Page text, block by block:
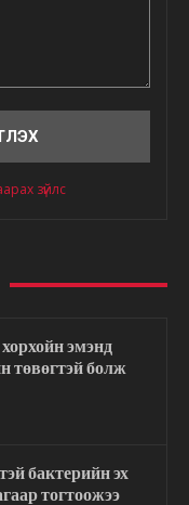
зүйлс
эмэнд
төвөгтэй болж
бактерийн эх
тогтоожээ